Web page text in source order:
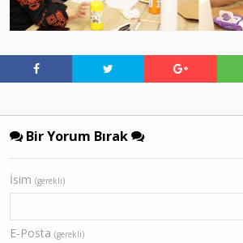
Bir Yorum Bırak
İsim (gerekli)
E-Posta (gerekli)